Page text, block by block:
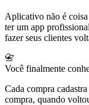
Aplicativo não é
ter um app
fazer seus clientes
📇
Você finalmente
Cada compra
compra, quando